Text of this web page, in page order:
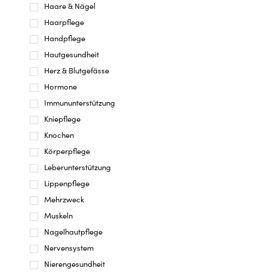
Haare & Nägel
Haarpflege
Handpflege
Hautgesundheit
Herz & Blutgefässe
Hormone
Immununterstützung
Kniepflege
Knochen
Körperpflege
Leberunterstützung
Lippenpflege
Mehrzweck
Muskeln
Nagelhautpflege
Nervensystem
Nierengesundheit